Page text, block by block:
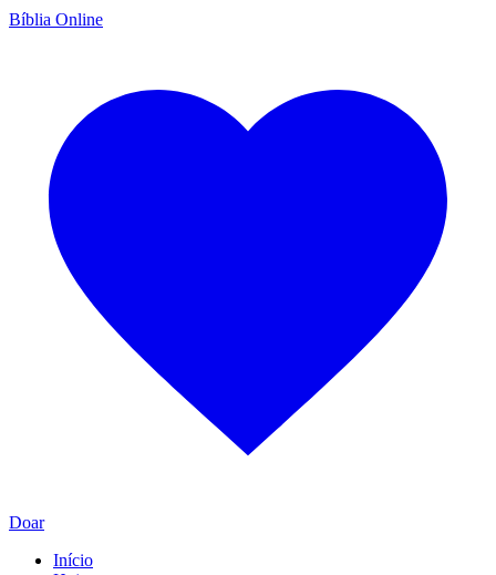
Bíblia Online
Doar
Início